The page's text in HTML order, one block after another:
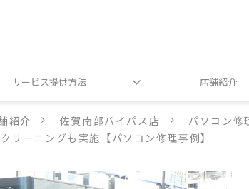
サービス提供方法 店舗紹介
紹介 佐賀南部バイパス店
パソコン修
リーニングも実施【パソコン修理事例】